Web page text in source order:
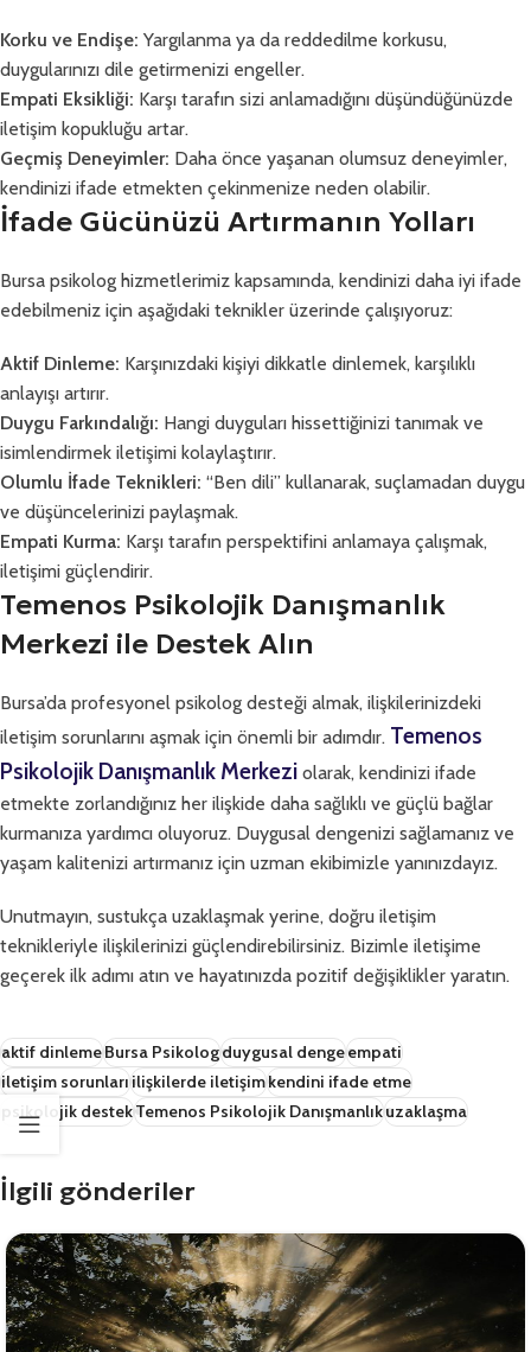
Korku ve Endişe: Yargılanma ya da reddedilme korkusu,
duygularınızı dile getirmenizi engeller.
Empati Eksikliği: Karşı tarafın sizi anlamadığını düşündüğünüzde
iletişim kopukluğu artar.
Geçmiş Deneyimler: Daha önce yaşanan olumsuz deneyimler,
kendinizi ifade etmekten çekinmenize neden olabilir.
İfade Gücünüzü Artırmanın Yolları
Bursa psikolog hizmetlerimiz kapsamında, kendinizi daha iyi ifade
edebilmeniz için aşağıdaki teknikler üzerinde çalışıyoruz:
Aktif Dinleme: Karşınızdaki kişiyi dikkatle dinlemek, karşılıklı
anlayışı artırır.
Duygu Farkındalığı: Hangi duyguları hissettiğinizi tanımak ve
isimlendirmek iletişimi kolaylaştırır.
Olumlu İfade Teknikleri: “Ben dili” kullanarak, suçlamadan duygu
ve düşüncelerinizi paylaşmak.
Empati Kurma: Karşı tarafın perspektifini anlamaya çalışmak,
iletişimi güçlendirir.
Temenos Psikolojik Danışmanlık
Merkezi ile Destek Alın
Bursa’da profesyonel psikolog desteği almak, ilişkilerinizdeki
iletişim sorunlarını aşmak için önemli bir adımdır. Temenos
Psikolojik Danışmanlık Merkezi olarak, kendinizi ifade
etmekte zorlandığınız her ilişkide daha sağlıklı ve güçlü bağlar
kurmanıza yardımcı oluyoruz. Duygusal dengenizi sağlamanız ve
yaşam kalitenizi artırmanız için uzman ekibimizle yanınızdayız.
Unutmayın, sustukça uzaklaşmak yerine, doğru iletişim
teknikleriyle ilişkilerinizi güçlendirebilirsiniz. Bizimle iletişime
geçerek ilk adımı atın ve hayatınızda pozitif değişiklikler yaratın.
aktif dinlemeBursa Psikologduygusal dengeempati
iletişim sorunlarıilişkilerde iletişimkendini ifade etme
psikolojik destekTemenos Psikolojik Danışmanlıkuzaklaşma
İlgili gönderiler